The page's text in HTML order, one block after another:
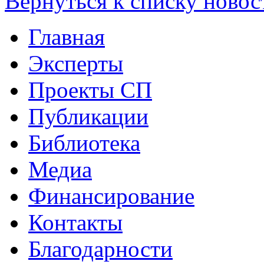
Главная
Эксперты
Проекты СП
Публикации
Библиотека
Медиа
Финансирование
Контакты
Благодарности